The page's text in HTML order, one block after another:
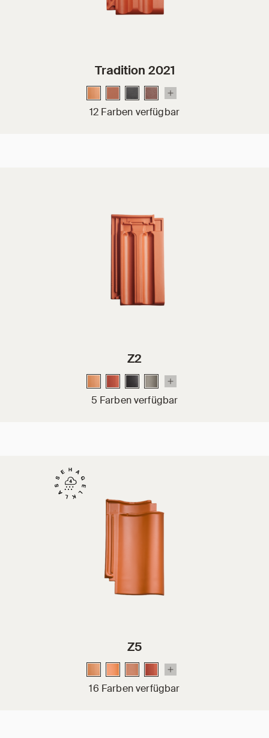
Tradition 2021
12 Farben verfügbar
Z2
5 Farben verfügbar
Z5
16 Farben verfügbar